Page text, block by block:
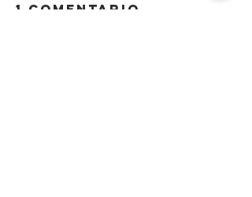
1 comentario